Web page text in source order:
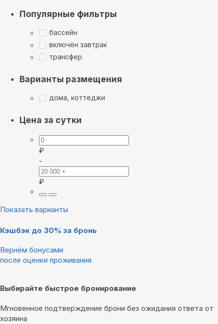
Популярные фильтры
бассейн
включён завтрак
трансфер
Варианты размещения
дома, коттеджи
Цена за сутки
₽
-
₽
Показать варианты
Кэшбэк до 30% за бронь
Вернём бонусами
после оценки проживания
Выбирайте быстрое бронирование
Мгновенное подтверждение брони без ожидания ответа от
хозяина